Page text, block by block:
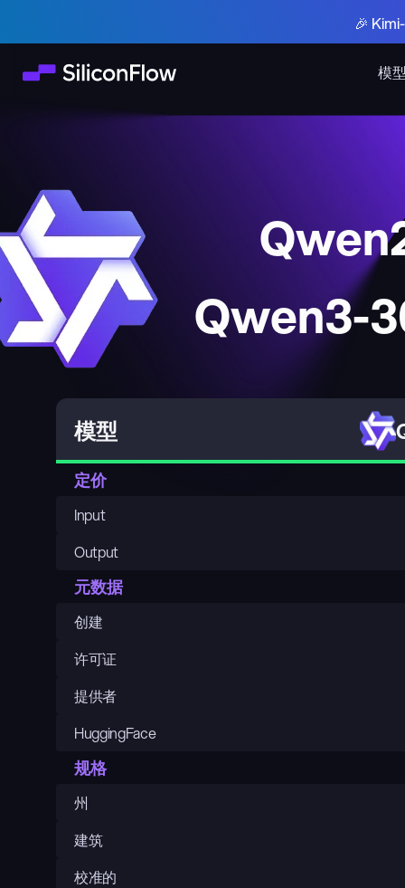
模
🎉
Qwen3-
模型
定价
Input
Output
元数据
创建
许可证
提供者
HuggingFace
规格
州
建筑
校准的